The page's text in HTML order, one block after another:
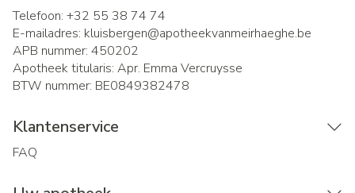
Telefoon: +32 55 38 74 74
E-mailadres: kluisbergen@apotheekvanmeirhaeghe.be
APB nummer: 450202
Apotheek titularis: Apr. Emma Vercruysse
BTW nummer: BE0849382478
Klantenservice
FAQ